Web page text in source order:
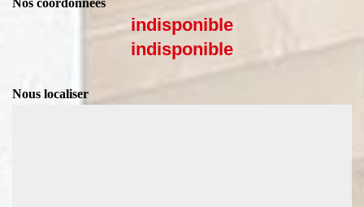
indisponible
indisponible
Nous localiser